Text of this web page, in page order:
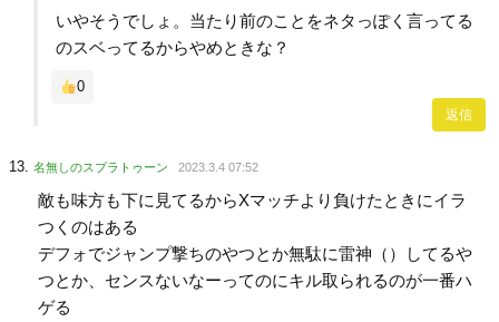
いやそうでしょ。当たり前のことをネタっぽく言ってる
のスベってるからやめときな？
0
返信
名無しのスプラトゥーン 2023.3.4 07:52
敵も味方も下に見てるからXマッチより負けたときにイラ
つくのはある
デフォでジャンプ撃ちのやつとか無駄に雷神（）してるや
つとか、センスないなーってのにキル取られるのが一番ハ
ゲる